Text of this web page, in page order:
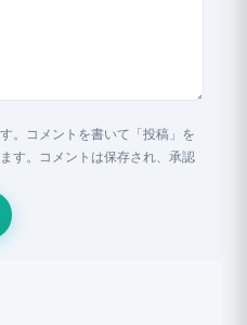
。コメントを書いて「投稿」を
す。コメントは保存され、承認